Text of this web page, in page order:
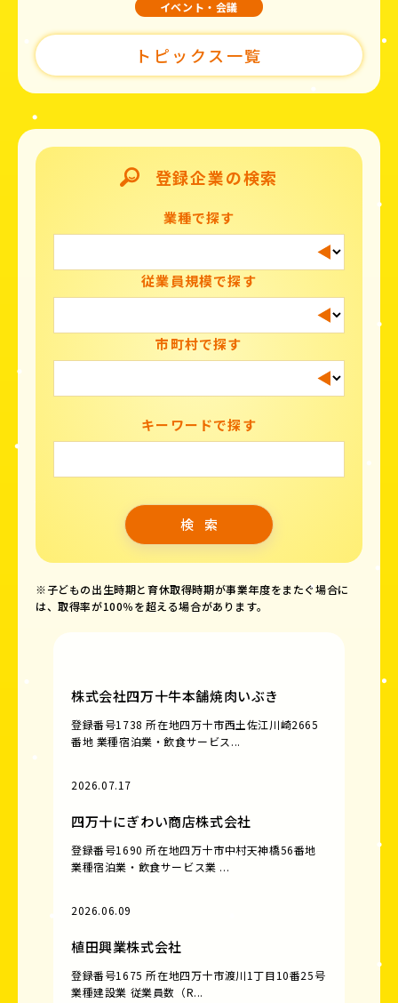
イベント・会議
トピックス一覧
登録企業の検索
業種で探す
従業員規模で探す
市町村で探す
キーワードで探す
※子どもの出生時期と育休取得時期が事業年度をまたぐ場合に
は、取得率が100％を超える場合があります。
株式会社四万十牛本舗焼肉いぶき
登録番号1738 所在地四万十市西土佐江川崎2665
番地 業種宿泊業・飲食サービス...
2026.07.17
四万十にぎわい商店株式会社
登録番号1690 所在地四万十市中村天神橋56番地
業種宿泊業・飲食サービス業 ...
2026.06.09
植田興業株式会社
登録番号1675 所在地四万十市渡川1丁目10番25号
業種建設業 従業員数（R...